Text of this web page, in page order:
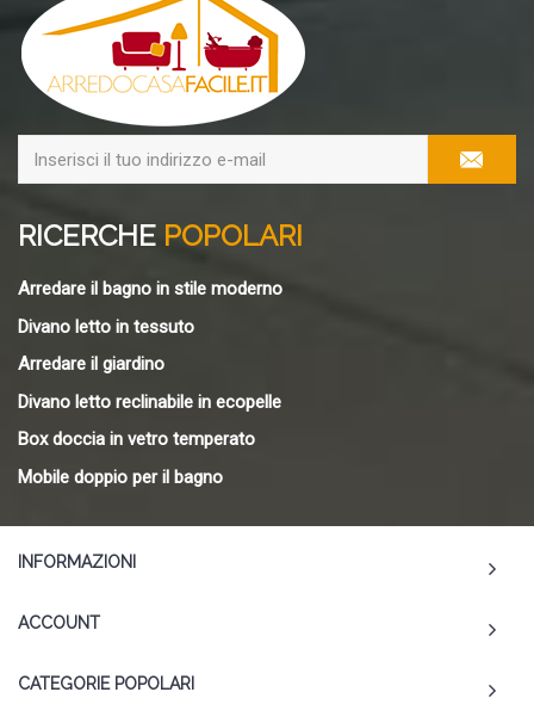
RICERCHE POPOLARI
Arredare il bagno in stile moderno
Divano letto in tessuto
Arredare il giardino
Divano letto reclinabile in ecopelle
Box doccia in vetro temperato
Mobile doppio per il bagno
INFORMAZIONI
ACCOUNT
CATEGORIE POPOLARI